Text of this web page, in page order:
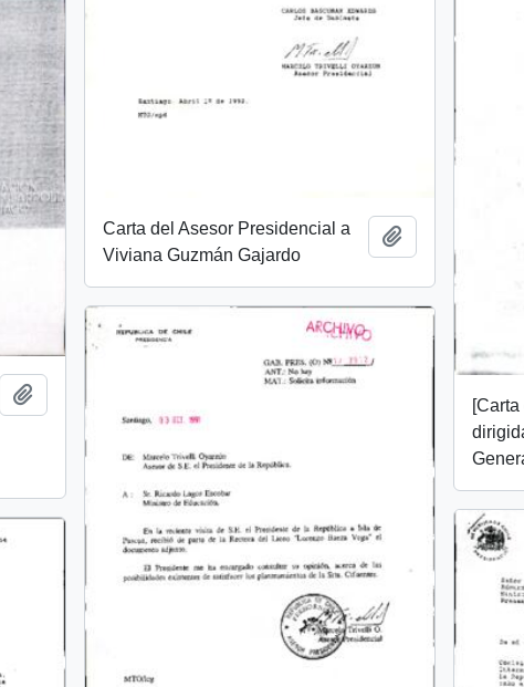
Carta del Asesor Presidencial a
Viviana Guzmán Gajardo
Añadir al